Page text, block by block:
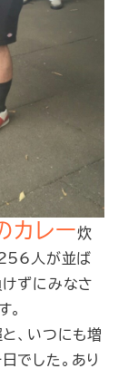
カレー炊
256人が並ば
けずにみなさ
。
、いつにも増
でした。あり